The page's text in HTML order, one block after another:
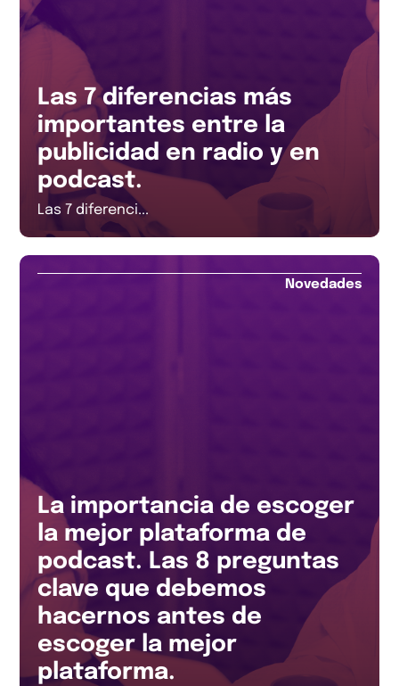
Las 7 diferencias más
importantes entre la
publicidad en radio y en
podcast.
Las 7 diferenci...
Novedades
La importancia de escoger
la mejor plataforma de
podcast. Las 8 preguntas
clave que debemos
hacernos antes de
escoger la mejor
plataforma.